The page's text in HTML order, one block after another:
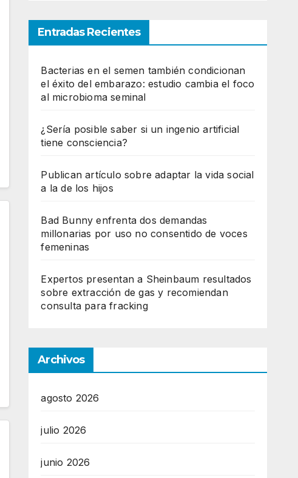
Entradas Recientes
Bacterias en el semen también condicionan
el éxito del embarazo: estudio cambia el foco
al microbioma seminal
¿Sería posible saber si un ingenio artificial
tiene consciencia?
Publican artículo sobre adaptar la vida social
a la de los hijos
Bad Bunny enfrenta dos demandas
millonarias por uso no consentido de voces
femeninas
Expertos presentan a Sheinbaum resultados
sobre extracción de gas y recomiendan
consulta para fracking
Archivos
agosto 2026
julio 2026
junio 2026